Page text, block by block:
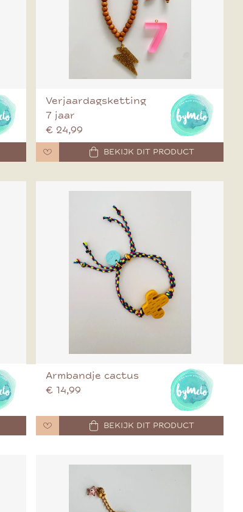
Verjaardagsketting
7 jaar
€ 24,99
BEKIJK DIT PRODUCT
Armbandje cactus
€ 14,99
BEKIJK DIT PRODUCT